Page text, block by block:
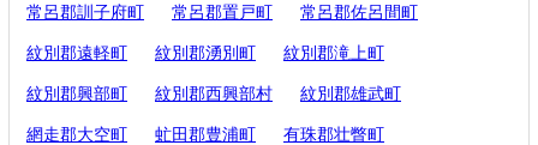
常呂郡訓子府町 常呂郡置戸町 常呂郡佐呂間町
紋別郡遠軽町 紋別郡湧別町 紋別郡滝上町
紋別郡興部町 紋別郡西興部村 紋別郡雄武町
網走郡大空町 虻田郡豊浦町 有珠郡壮瞥町